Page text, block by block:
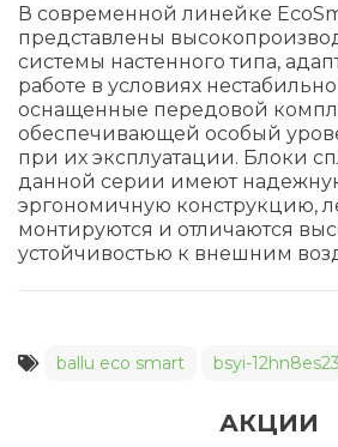
В современной линейке
представлены
системы настенного типа,
работе в условиях
оснащенные передовой
обеспечивающей особый
при их эксплуатации. Блоки
данной серии имеют
эргономичную конструкцию,
монтируются и отличаются
устойчивостью к внешним
ballu eco smart bsyi-
АКЦИИ